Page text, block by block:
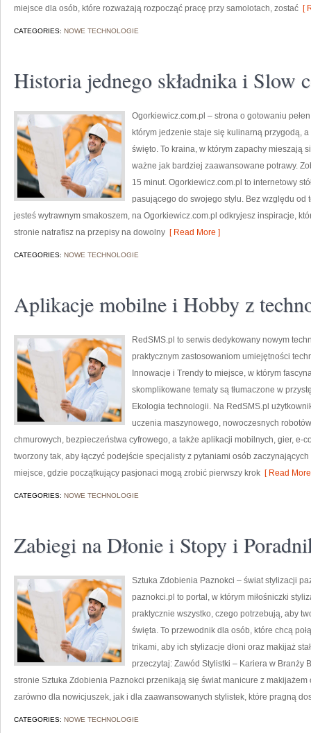
miejsce dla osób, które rozważają rozpocząć pracę przy samolotach, zostać [
CATEGORIES: NOWE TECHNOLOGIE
Historia jednego składnika i Slow
Ogorkiewicz.com.pl – strona o gotowaniu
którym jedzenie staje się kulinarną przygodą,
święto. To kraina, w którym zapachy mieszają
ważne jak bardziej zaawansowane potrawy.
15 minut. Ogorkiewicz.com.pl to internetowy
pasującego do swojego stylu. Bez względu od
jesteś wytrawnym smakoszem, na Ogorkiewicz.com.pl odkryjesz inspiracje,
stronie natrafisz na przepisy na dowolny [ Read More ]
CATEGORIES: NOWE TECHNOLOGIE
Aplikacje mobilne i Hobby z
RedSMS.pl to serwis dedykowany nowym
praktycznym zastosowaniom umiejętności
Innowacje i Trendy to miejsce, w którym
skomplikowane tematy są tłumaczone w
Ekologia technologii. Na RedSMS.pl
uczenia maszynowego, nowoczesnych
chmurowych, bezpieczeństwa cyfrowego, a także aplikacji mobilnych, gier, e-
tworzony tak, aby łączyć podejście specjalisty z pytaniami osób
miejsce, gdzie początkujący pasjonaci mogą zrobić pierwszy krok [ Read
CATEGORIES: NOWE TECHNOLOGIE
Zabiegi na Dłonie i Stopy i
Sztuka Zdobienia Paznokci – świat stylizacji
paznokci.pl to portal, w którym miłośniczki
praktycznie wszystko, czego potrzebują, aby
święta. To przewodnik dla osób, które chcą
trikami, aby ich stylizacje dłoni oraz makijaż
przeczytaj: Zawód Stylistki – Kariera w Branży
stronie Sztuka Zdobienia Paznokci przenikają się świat manicure z
zarówno dla nowicjuszek, jak i dla zaawansowanych stylistek, które pragną
CATEGORIES: NOWE TECHNOLOGIE